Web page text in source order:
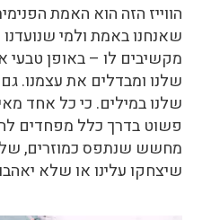
הווייז הזה הוא האמת
שאנחנו באמת ולמי
מקשיבים לו – באופן טבעי
שלנו ומבדלים את עצמנו.
שלנו במילים. כי כל אחד
פשוט בדרך כלל מפחדים
מחשש שנתפס כמוזרים,
שיצחקו עלינו או שלא